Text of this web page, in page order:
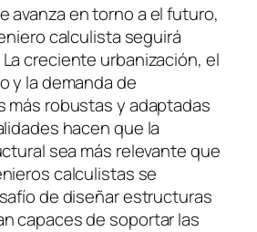
avanza en torno a el futuro,
calculista seguirá
creciente urbanización, el
y la demanda de
más robustas y adaptadas
hacen que la
sea más relevante que
calculistas se
de diseñar estructuras
capaces de soportar las